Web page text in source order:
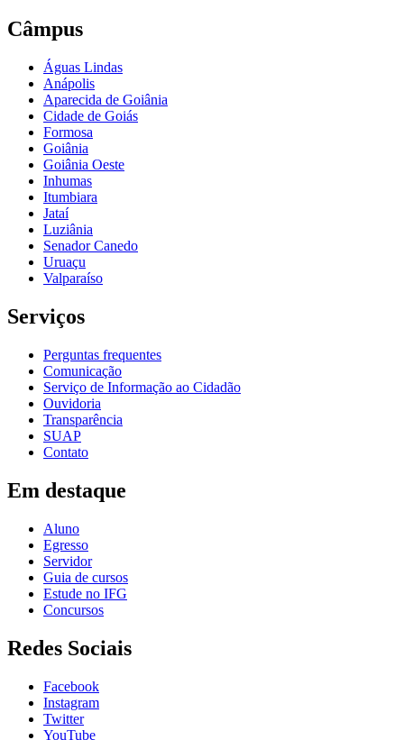
Câmpus
Águas Lindas
Anápolis
Aparecida de Goiânia
Cidade de Goiás
Formosa
Goiânia
Goiânia Oeste
Inhumas
Itumbiara
Jataí
Luziânia
Senador Canedo
Uruaçu
Valparaíso
Serviços
Perguntas frequentes
Comunicação
Serviço de Informação ao Cidadão
Ouvidoria
Transparência
SUAP
Contato
Em destaque
Aluno
Egresso
Servidor
Guia de cursos
Estude no IFG
Concursos
Redes Sociais
Facebook
Instagram
Twitter
YouTube